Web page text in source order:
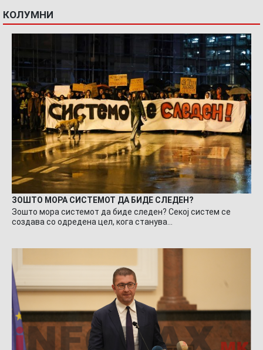
КОЛУМНИ
ЗОШТО МОРА СИСТЕМОТ ДА БИДЕ СЛЕДЕН?
Зошто мора системот да биде следен? Секој систем се
создава со одредена цел, кога станува…